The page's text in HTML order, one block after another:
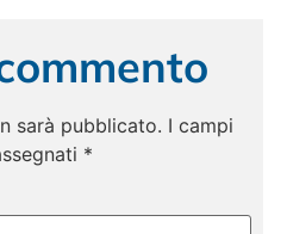
sarà pubblicato. I campi
*